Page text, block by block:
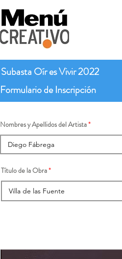
Subasta Oír es Vivir 2022
Formulario de Inscripción
Nombres y Apellidos del Artista
Título de la Obra